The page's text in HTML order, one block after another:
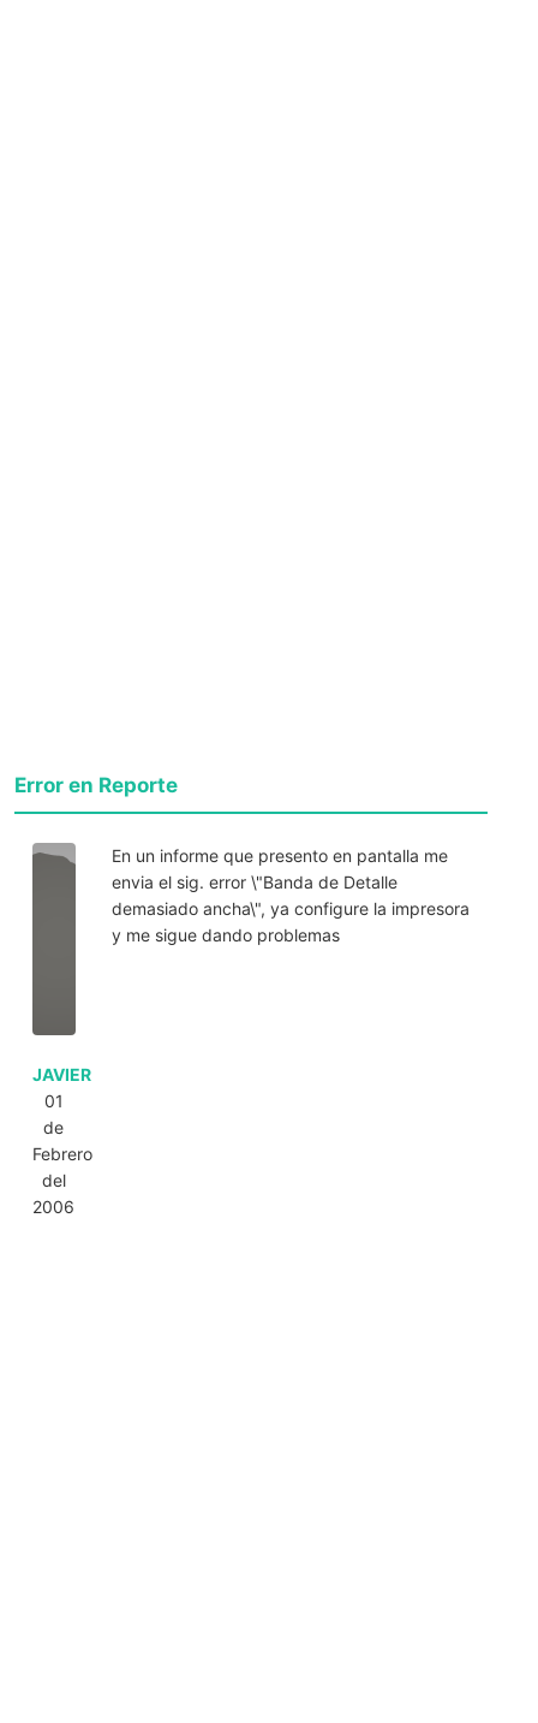
Error en Reporte
JAVIER
01
de
Febrero
del
2006
En un informe que presento en pantalla me
envia el sig. error \"Banda de Detalle
demasiado ancha\", ya configure la impresora
y me sigue dando problemas